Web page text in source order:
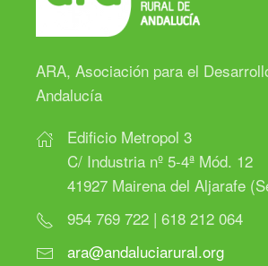
ARA, Asociación para el
Andalucía
Edificio Metropol 3
C/ Industria nº 5-4ª Mód. 12
41927 Mairena del Aljarafe
954 769 722 | 618 212 064
ara@andaluciarural.org